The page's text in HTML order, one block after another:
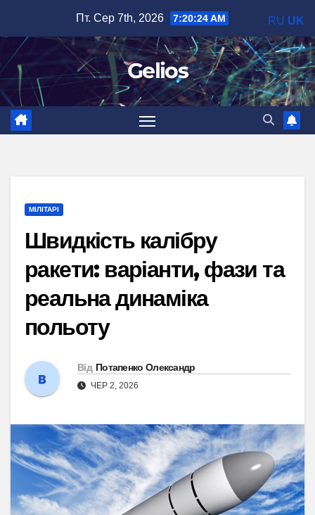
вмісту
Пт. Сер 7th, 2026 7:20:26 AM
Gelios
МІЛІТАРІ
Швидкість калібру
ракети: варіанти, фази та
реальна динаміка
польоту
Від Потапенко Олександр
ЧЕР 2, 2026
RU UK